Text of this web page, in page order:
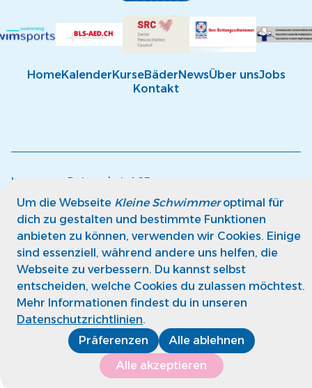
HomeKalenderKurseBäderNewsÜber unsJobs
Kontakt
Impressum Datenschutz AGB
Um die Webseite Kleine Schwimmeroptimal für
dich zu gestalten und bestimmte Funktionen
anbieten zu können, verwenden wir Cookies. Einige
sind essenziell, während andere uns helfen, die
Webseite zu verbessern. Du kannst selbst
entscheiden, welche Cookies du zulassen möchtest.
Mehr Informationen findest du in unseren
Datenschutzrichtlinien.
Präferenzen
Alle ablehnen
Alle akzeptieren